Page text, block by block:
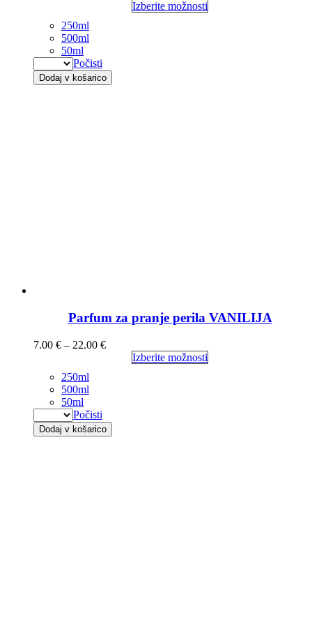
Izberite možnosti
250ml
500ml
50ml
Počisti
Dodaj v košarico
Parfum za pranje perila VANILIJA
7.00 € – 22.00 €
Izberite možnosti
250ml
500ml
50ml
Počisti
Dodaj v košarico